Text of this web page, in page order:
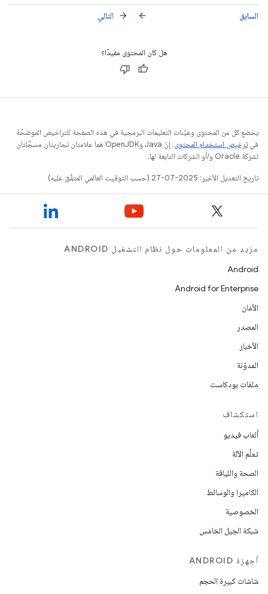
السابق arrow_back التالي arrow_forward
هل كان المحتوى مفيدًا؟
يخضع كل من المحتوى وعيّنات التعليمات البرمجية في هذه الصفحة للتراخيص الموضحّة
فيترخيص استخدام المحتوى
. إنّ Java وOpenJDK هما علامتان تجاريتان مسجَّلتان
لشركة Oracle و/أو الشركات التابعة لها.
تاريخ التعديل الأخير: 2025-07-27 (حسب التوقيت العالمي المتفَّق عليه)
مزيد من المعلومات حول نظام التشغيل ANDROID
Android
Android for Enterprise
الأمان
المصدر
الأخبار
المدوّنة
ملفات بودكاست
استكشاف
ألعاب فيديو
تعلُم الآلة
الصحة واللياقة
الكاميرا والوسائط
الخصوصية
شبكة الجيل الخامس
أجهزة ANDROID
شاشات كبيرة الحجم